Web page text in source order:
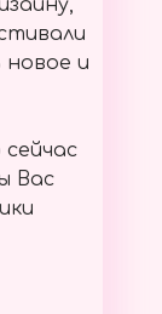
и
Вас